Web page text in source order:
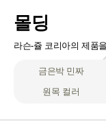
몰딩
라슨-쥴 코리아의 제품
금은박 민짜
원목 컬러